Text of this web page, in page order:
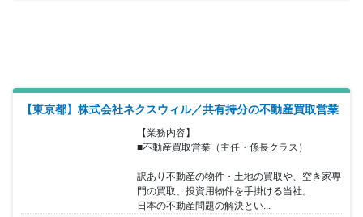
課題解決を進めていきますの未経験の方でも経験を積むことにプロ
フェッショナルとして活躍していただけます。
【東京都】株式会社ネクスウィル／共有持分の不動産買取営業
【業務内容】
■不動産買取営業（主任・係長クラス）
訳あり不動産の物件・土地の買取や、空き家専
門の買取、投資用物件を手掛ける当社。
日本の不動産問題の解決とい...